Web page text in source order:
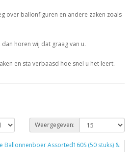
over ballonfiguren en andere zaken zoals
horen wij dat graag van u.
en sta verbaasd hoe snel u het leert.
Weergegeven: